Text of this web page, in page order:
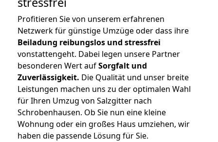
Profitieren Sie von unserem erfahrenen
Netzwerk für günstige Umzüge oder dass ihre
Beiladung reibungslos und stressfrei
vonstattengeht. Dabei legen unsere Partner
besonderen Wert aufSorgfalt und
Zuverlässigkeit. Die Qualität und unser breite
Leistungen machen uns zu der optimalen Wahl
für Ihren Umzug von Salzgitter nach
Schrobenhausen. Ob Sie nun eine kleine
Wohnung oder ein großes Haus umziehen, wir
haben die passende Lösung für Sie.